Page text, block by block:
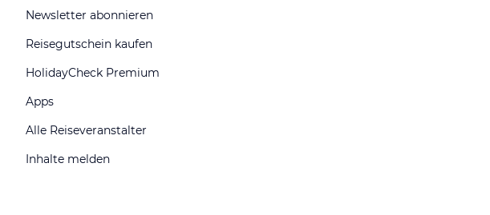
Newsletter abonnieren
Reisegutschein kaufen
HolidayCheck Premium
Apps
Alle Reiseveranstalter
Inhalte melden